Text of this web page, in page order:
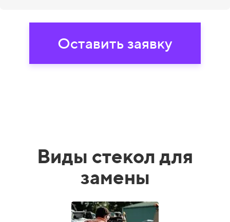
Оставить заявку
Виды стекол для
замены